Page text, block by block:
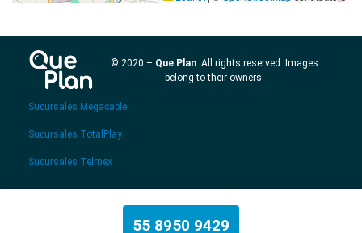
55 8950 9429
© 2020 – Que Plan. All rights reserved. Images
belong to their owners.
Sucursales Megacable
Sucursales TotalPlay
Sucursales Telmex